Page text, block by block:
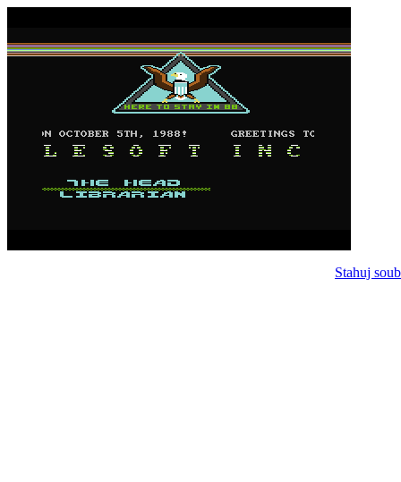
Stahuj